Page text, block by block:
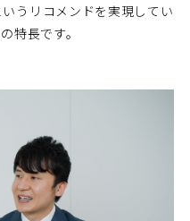
うリコメンドを実現してい
特長です。